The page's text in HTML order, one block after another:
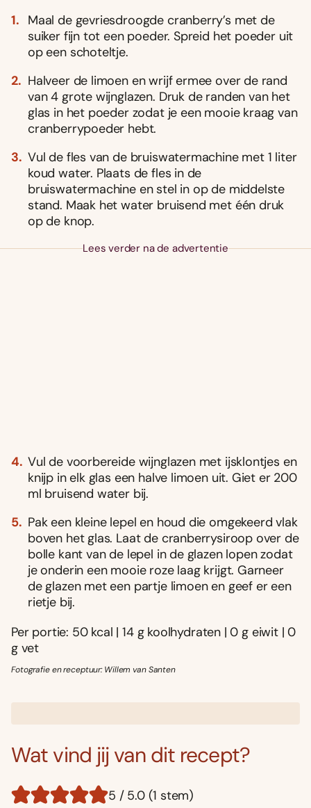
Maal de gevriesdroogde cranberry’s met de
suiker fijn tot een poeder. Spreid het poeder uit
op een schoteltje.
Halveer de limoen en wrijf ermee over de rand
van 4 grote wijnglazen. Druk de randen van het
glas in het poeder zodat je een mooie kraag van
cranberrypoeder hebt.
Vul de fles van de bruiswatermachine met 1 liter
koud water. Plaats de fles in de
bruiswatermachine en stel in op de mid­delste
stand. Maak het water bruisend met één druk
op de knop.
Lees verder na de advertentie
Vul de voorbereide wijnglazen met ijsklontjes en
knijp in elk glas een halve limoen uit. Giet er 200
ml bruisend water bij.
Pak een kleine lepel en houd die omgekeerd vlak
boven het glas. Laat de cranberrysiroop over de
bolle kant van de lepel in de glazen lopen zodat
je onderin een mooie roze laag krijgt. Garneer
de glazen met een partje limoen en geef er een
rietje bij.
Per portie: 50 kcal | 14 g koolhydraten | 0 g eiwit | 0
g vet
Fotografie en receptuur: Willem van Santen
Wat vind jij van dit recept?
5 / 5.0 (1 stem)